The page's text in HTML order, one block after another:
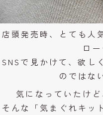
店頭発売時、とても人
ロ
SNSで見かけて、欲し
のではな
気になっていたけ
そんな「気まぐれキッ